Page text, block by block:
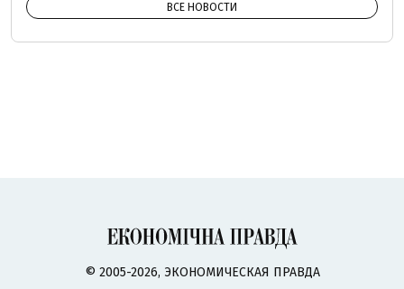
ВСЕ НОВОСТИ
© 2005-2026, ЭКОНОМИЧЕСКАЯ ПРАВДА